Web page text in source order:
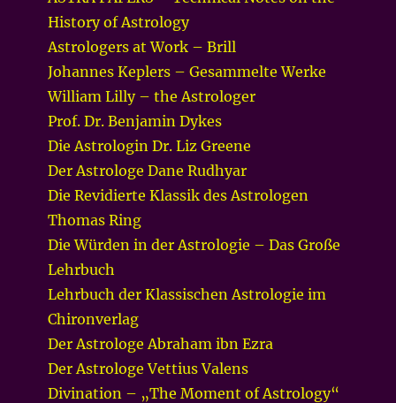
History of Astrology
Astrologers at Work – Brill
Johannes Keplers – Gesammelte Werke
William Lilly – the Astrologer
Prof. Dr. Benjamin Dykes
Die Astrologin Dr. Liz Greene
Der Astrologe Dane Rudhyar
Die Revidierte Klassik des Astrologen
Thomas Ring
Die Würden in der Astrologie – Das Große
Lehrbuch
Lehrbuch der Klassischen Astrologie im
Chironverlag
Der Astrologe Abraham ibn Ezra
Der Astrologe Vettius Valens
Divination – „The Moment of Astrology“